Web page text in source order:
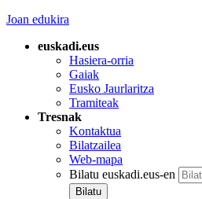
Joan edukira
euskadi.eus
Hasiera-orria
Gaiak
Eusko Jaurlaritza
Tramiteak
Tresnak
Kontaktua
Bilatzailea
Web-mapa
Bilatu euskadi.eus-en